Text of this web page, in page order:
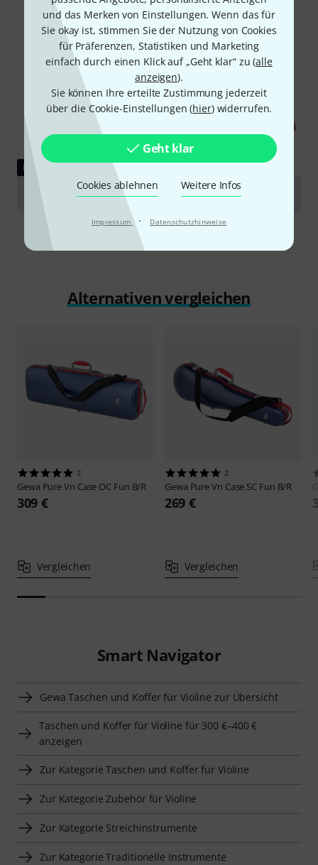
und das Merken von Einstellungen. Wenn das für
Sie okay ist, stimmen Sie der Nutzung von Cookies
für Präferenzen, Statistiken und Marketing
einfach durch einen Klick auf „Geht klar“ zu (alle
anzeigen).
Sie können Ihre erteilte Zustimmung jederzeit
über die Cookie-Einstellungen (hier) widerrufen.
Geht klar
Cookies ablehnen Weitere Infos
Impressum · Datenschutzhinweise
RATGEBER
Alternativen vergleichen
2
Gewa Pure Vn Case OC Fun B/R
309 €
Vergleichen
2
Gewa Pure Vn Case SC Fun B/R
269 €
Vergleichen
Smart Navigator
Gewa Taschen und Koffer für Violine zur Übersicht
Taschen und Koffer für Violine für 300 €–400 €
anzeigen
Zur Kategorie Taschen und Koffer für Violine
Zur Kategorie Zubehör für Violine
Zur Kategorie Streichinstrumente
Zur Kategorie Traditionelle Instrumente